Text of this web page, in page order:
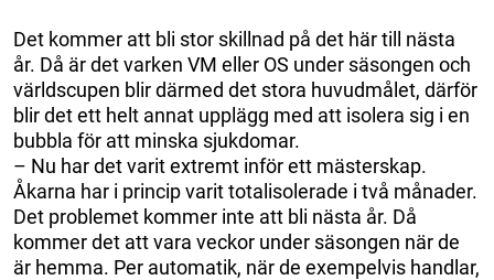
Det kommer att bli stor skillnad på det här till nästa
år. Då är det varken VM eller OS under säsongen och
världscupen blir därmed det stora huvudmålet, därför
blir det ett helt annat upplägg med att isolera sig i en
bubbla för att minska sjukdomar.
– Nu har det varit extremt inför ett mästerskap.
Åkarna har i princip varit totalisolerade i två månader.
Det problemet kommer inte att bli nästa år. Då
kommer det att vara veckor under säsongen när de
är hemma. Per automatik, när de exempelvis handlar,